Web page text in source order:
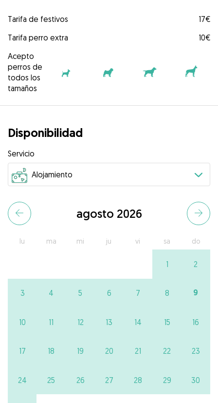
Tarifa de festivos
17€
Tarifa perro extra
10€
Acepto
perros de
todos los
tamaños
Disponibilidad
Servicio
agosto 2026
lu ma mi ju vi sa do
1 2
3 4 5 6 7 8 9
10 11 12 13 14 15 16
17 18 19 20 21 22 23
24 25 26 27 28 29 30